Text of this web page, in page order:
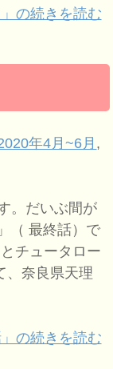
の続きを読む
年4月~6月 ,
。だいぶ間が
（ 最終話）で
チュータロー
、奈良県天理
の続きを読む